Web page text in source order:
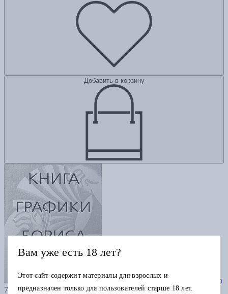
Добавить в корзину
Книга графики Бориса Мессерера
7000
Вам уже есть 18 лет?
Этот сайт содержит материалы для взрослых и
предназначен только для пользователей старше 18 лет.